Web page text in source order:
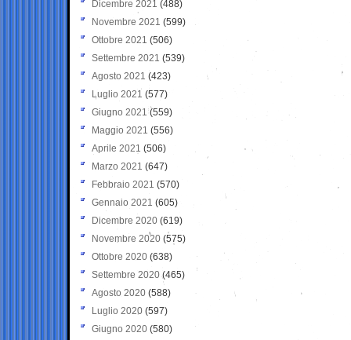
Dicembre 2021 (488)
Novembre 2021 (599)
Ottobre 2021 (506)
Settembre 2021 (539)
Agosto 2021 (423)
Luglio 2021 (577)
Giugno 2021(559)
Maggio 2021 (556)
Aprile 2021 (506)
Marzo 2021 (647)
Febbraio 2021 (570)
Gennaio 2021 (605)
Dicembre 2020 (619)
Novembre 2020 (575)
Ottobre 2020 (638)
Settembre 2020(465)
Agosto 2020 (588)
Luglio 2020 (597)
Giugno 2020 (580)